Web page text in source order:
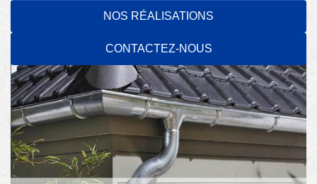
NOS RÉALISATIONS
CONTACTEZ-NOUS
vous offrir notre professionnalisme! Doté d'une forte expertise,